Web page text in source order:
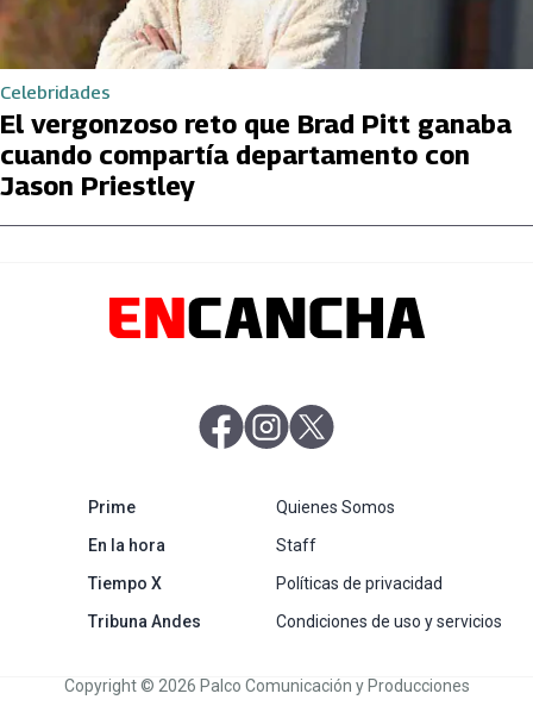
Celebridades
El vergonzoso reto que Brad Pitt ganaba
cuando compartía departamento con
Jason Priestley
abre en nueva pestaña
abre en nueva pestaña
Primeabre en nueva pestaña
En la horaabre en nueva pestaña
Tiempo Xabre en nueva pestaña
Tribuna Andesabre en nueva pestaña
Quienes Somos
Staff
Políticas de privacidad
Condiciones de uso y servicios
Copyright © 2026 Palco Comunicación y Producciones